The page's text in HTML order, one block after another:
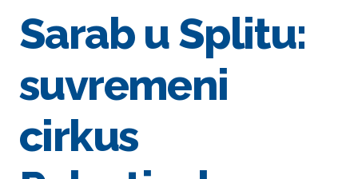
Sarab u Splitu:
suvremeni
cirkus